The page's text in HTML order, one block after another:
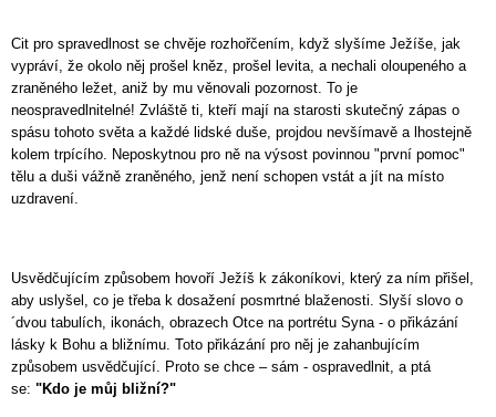
Cit pro spravedlnost se chvěje rozhořčením, když slyšíme Ježíše, jak
vypráví, že okolo něj prošel kněz, prošel levita, a nechali oloupeného a
zraněného ležet, aniž by mu věnovali pozornost. To je
neospravedlnitelné! Zvláště ti, kteří mají na starosti skutečný zápas o
spásu tohoto světa a každé lidské duše, projdou nevšímavě a lhostejně
kolem trpícího. Neposkytnou pro ně na výsost povinnou "první pomoc"
tělu a duši vážně zraněného, jenž není schopen vstát a jít na místo
uzdravení.
Usvědčujícím způsobem hovoří Ježíš k zákoníkovi, který za ním přišel,
aby uslyšel, co je třeba k dosažení posmrtné blaženosti. Slyší slovo o
´dvou tabulích, ikonách, obrazech Otce na portrétu Syna - o přikázání
lásky k Bohu a bližnímu. Toto přikázání pro něj je zahanbujícím
způsobem usvědčující. Proto se chce – sám - ospravedlnit, a ptá
se: "Kdo je můj bližní?"